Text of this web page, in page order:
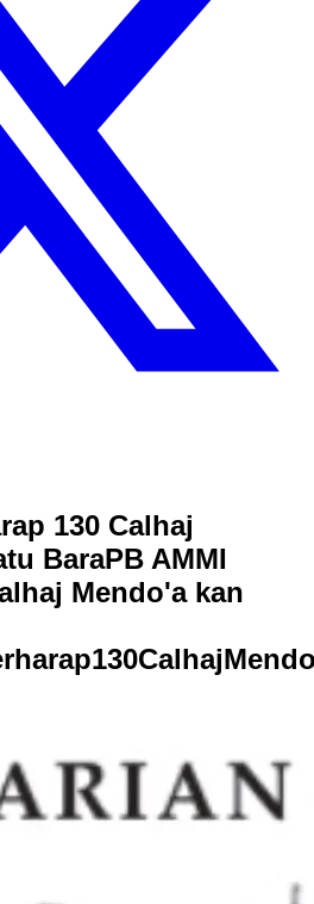
130 Calhaj
BaraPB AMMI
Mendo'a kan
rharap130CalhajMend